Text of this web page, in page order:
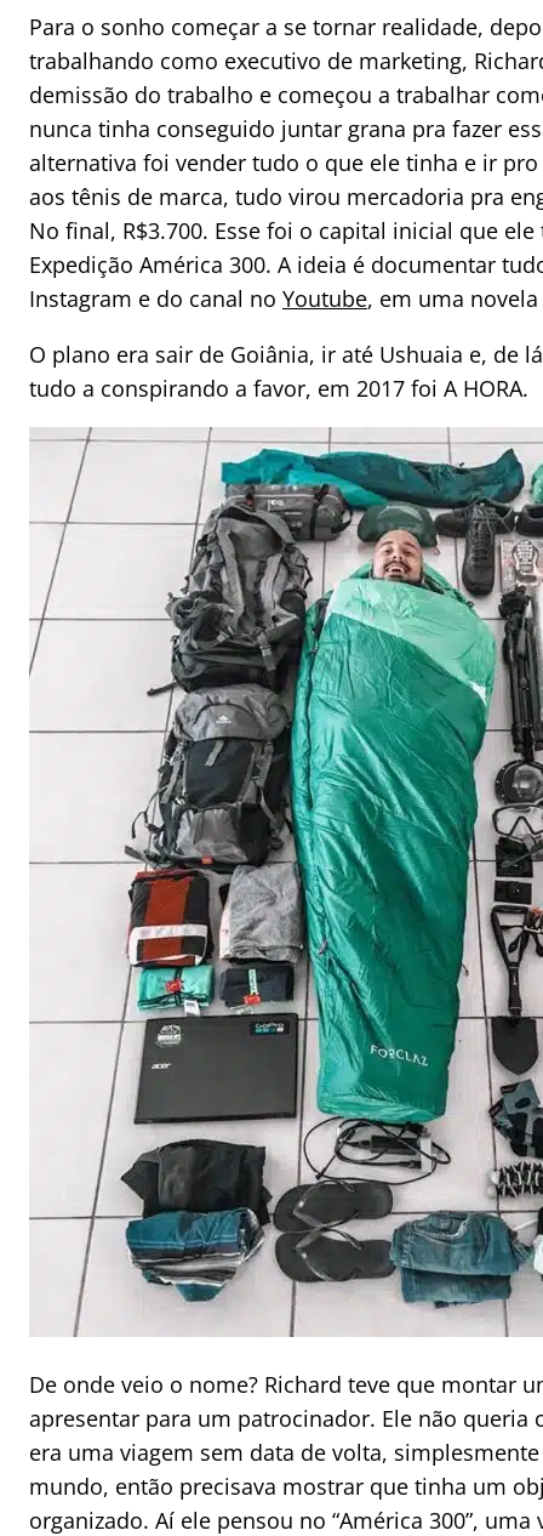
Para o sonho começar a se tornar realidade,
trabalhando como executivo de marketing,
demissão do trabalho e começou a trabalhar
nunca tinha conseguido juntar grana pra fazer
alternativa foi vender tudo o que ele tinha e ir
aos tênis de marca, tudo virou mercadoria pra
No final, R$3.700. Esse foi o capital inicial que
Expedição América 300. A ideia é documentar
Instagram e do canal no Youtube, em uma
O plano era sair de Goiânia, ir até Ushuaia e, de
tudo a conspirando a favor, em 2017 foi A HORA.
De onde veio o nome? Richard teve que montar
apresentar para um patrocinador. Ele não queria
era uma viagem sem data de volta,
mundo, então precisava mostrar que tinha um
organizado. Aí ele pensou no “América 300”,